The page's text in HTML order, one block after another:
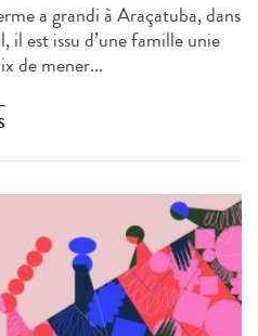
a grandi à Araçatuba, dans
il est issu d’une famille unie
de mener...